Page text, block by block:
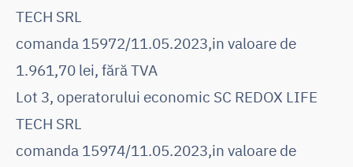
TECH SRL
comanda 15972/11.05.2023,in valoare de
1.961,70 lei, fără TVA
Lot 3, operatorului economic SC REDOX LIFE
TECH SRL
comanda 15974/11.05.2023,in valoare de